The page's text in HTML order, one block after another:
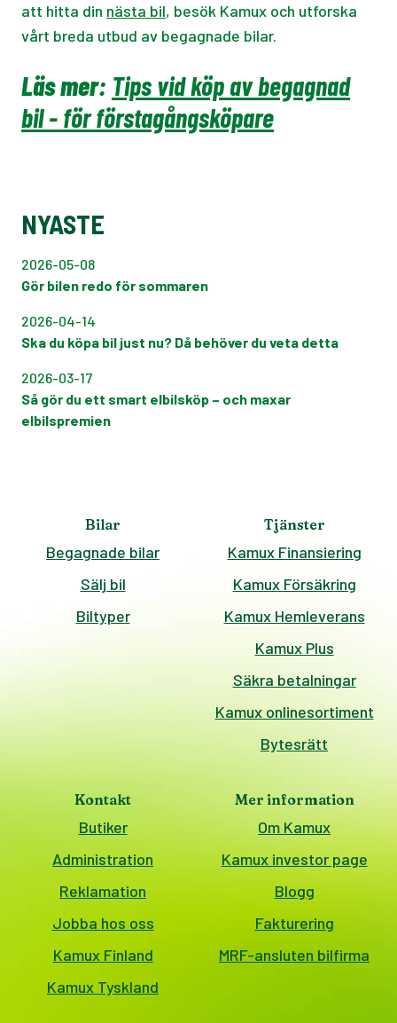
att hitta din nästa bil, besök Kamux och utforska
vårt breda utbud av begagnade bilar.
Läs mer: Tips vid köp av begagnad
bil - för förstagångsköpare
NYASTE
2026-05-08
Gör bilen redo för sommaren
2026-04-14
Ska du köpa bil just nu? Då behöver du veta detta
2026-03-17
Så gör du ett smart elbilsköp – och maxar
elbilspremien
Bilar
Begagnade bilar
Sälj bil
Biltyper
Tjänster
Kamux Finansiering
Kamux Försäkring
Kamux Hemleverans
Kamux Plus
Säkra betalningar
Kamux onlinesortiment
Bytesrätt
Kontakt
Butiker
Administration
Reklamation
Jobba hos oss
Kamux Finland
Kamux Tyskland
Mer information
Om Kamux
Kamux investor page
Blogg
Fakturering
MRF-ansluten bilfirma